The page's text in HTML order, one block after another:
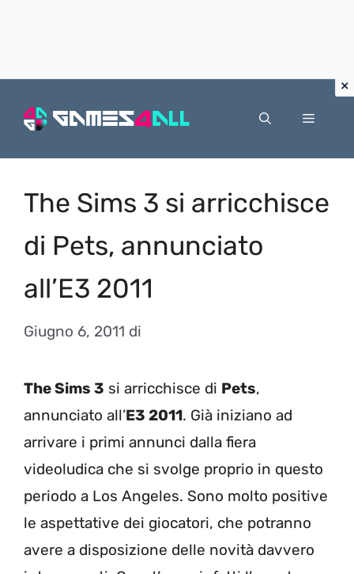
Menu
The Sims 3 si arricchisce
di Pets, annunciato
all’E3 2011
Giugno 6, 2011 di
The Sims 3 si arricchisce di Pets,
annunciato all’E3 2011. Già iniziano ad
arrivare i primi annunci dalla fiera
videoludica che si svolge proprio in questo
periodo a Los Angeles. Sono molto positive
le aspettative dei giocatori, che potranno
avere a disposizione delle novità davvero